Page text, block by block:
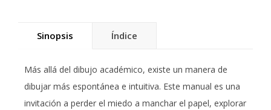
Sinopsis Índice
Más allá del dibujo académico, existe un manera de
dibujar más espontánea e intuitiva. Este manual es una
invitación a perder el miedo a manchar el papel, explorar